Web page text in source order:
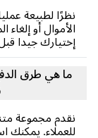
لطبيعة عمليات
أو إلغاء
جيدا قبل تأكيد
هي طرق الدفع
فري
مجموعة متنوعة
يمكنك